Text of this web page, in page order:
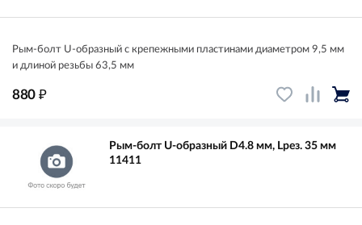
Рым-болт U-образный с крепежными пластинами диаметром 9,5 мм
и длиной резьбы 63,5 мм
880 ₽
Рым-болт U-образный D4.8 мм, Lрез. 35 мм
11411